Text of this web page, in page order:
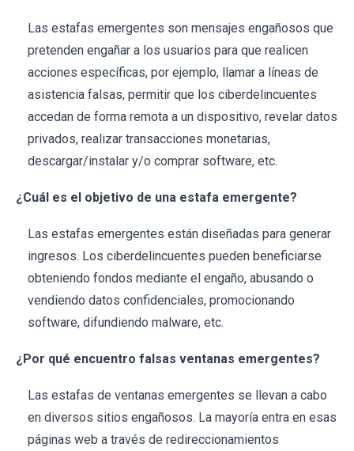
Las estafas emergentes son mensajes engañosos que
pretenden engañar a los usuarios para que realicen
acciones específicas, por ejemplo, llamar a líneas de
asistencia falsas, permitir que los ciberdelincuentes
accedan de forma remota a un dispositivo, revelar datos
privados, realizar transacciones monetarias,
descargar/instalar y/o comprar software, etc.
¿Cuál es el objetivo de una estafa emergente?
Las estafas emergentes están diseñadas para generar
ingresos. Los ciberdelincuentes pueden beneficiarse
obteniendo fondos mediante el engaño, abusando o
vendiendo datos confidenciales, promocionando
software, difundiendo malware, etc.
¿Por qué encuentro falsas ventanas emergentes?
Las estafas de ventanas emergentes se llevan a cabo
en diversos sitios engañosos. La mayoría entra en esas
páginas web a través de redireccionamientos